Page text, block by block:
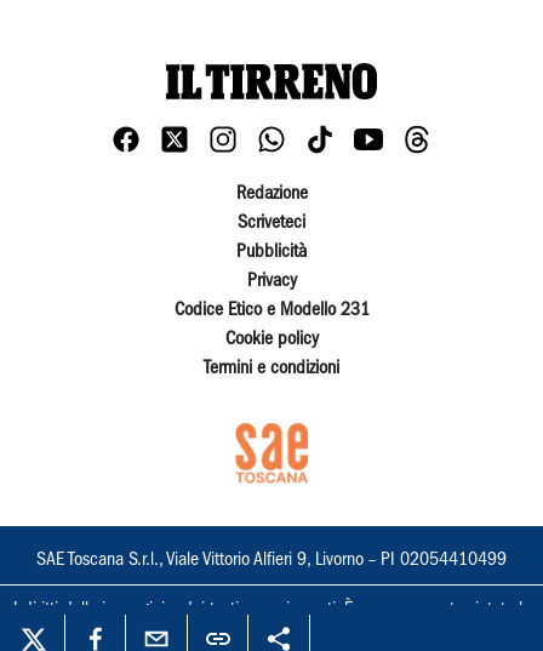
Redazione
Scriveteci
Pubblicità
Privacy
Codice Etico e Modello 231
Cookie policy
Termini e condizioni
SAE Toscana S.r.l., Viale Vittorio Alfieri 9, Livorno – PI 02054410499
I diritti delle immagini e dei testi sono riservati. È espressamente vietata la
loro riproduzione con qualsiasi mezzo e l'adattamento totale o parziale.